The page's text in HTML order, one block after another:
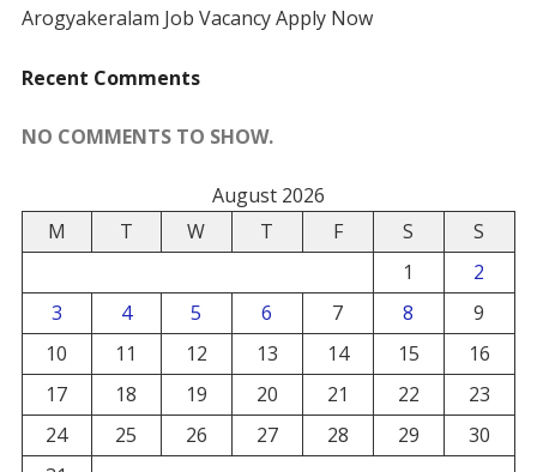
Arogyakeralam Job Vacancy Apply Now
Recent Comments
NO COMMENTS TO SHOW.
August 2026
M
T W T F S
S
1
2
3
4 5 6 7 8
9
10
11 12 13 14 15
16
17
18 19 20 21 22
23
24
25 26 27 28 29
30